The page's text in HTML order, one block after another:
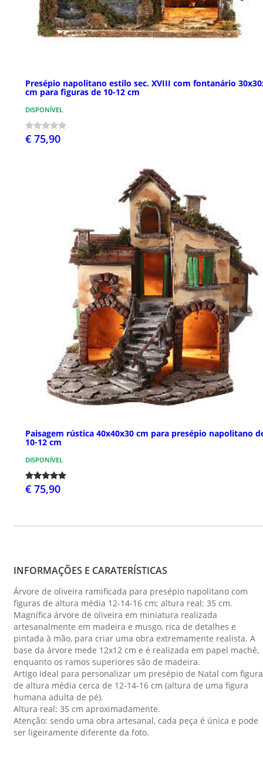
Presépio napolitano estilo sec. XVIII com fontanário
cm para figuras de 10-12 cm
DISPONÍVEL
€ 75,90
Paisagem rústica 40x40x30 cm para presépio napolitano
10-12 cm
DISPONÍVEL
€ 75,90
INFORMAÇÕES E CARATERÍSTICAS
Árvore de oliveira ramificada para presépio napolitano com
figuras de altura média 12-14-16 cm; altura real: 35 cm.
Magnífica árvore de oliveira em miniatura realizada
artesanalmente em madeira e musgo, rica de detalhes e
pintada à mão, para criar uma obra extremamente realista. A
base da árvore mede 12x12 cm e é realizada em papel machê,
enquanto os ramos superiores são de madeira.
Artigo ideal para personalizar um presépio de Natal com
de altura média cerca de 12-14-16 cm (altura de uma figura
humana adulta de pé).
Altura real: 35 cm aproximadamente.
Atenção: sendo uma obra artesanal, cada peça é única e pode
ser ligeiramente diferente da foto.